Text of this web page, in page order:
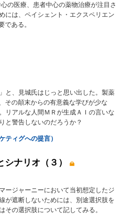
の医療、患者中心の薬物治療が注目さ
には、ペイシェント・エクスペリエン
である。
と、見城氏はじっと思い出した。製薬
その顛末からの有意義な学びが少な
リアルな人間ＭＲが生成ＡＩの言いな
と警告しないのだろうか？
ティグへの提言）
ナリオ（３）
ージャーニーにおいて当初想定したジ
が遮断しないためには、別途選択肢を
その選択肢について記してみる。